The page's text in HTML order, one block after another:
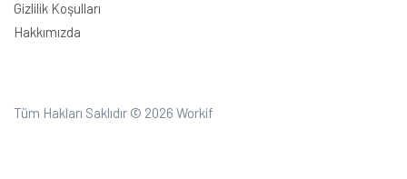
Gizlilik Koşulları
Hakkımızda
Tüm Hakları Saklıdır © 2026 Workif